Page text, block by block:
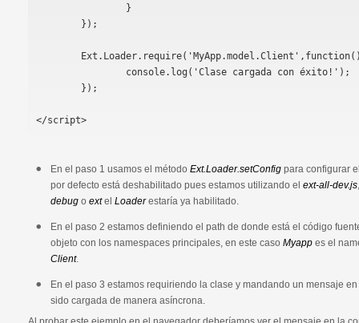
</script>
En el paso 1 usamos el método Ext.Loader.setConfig para configurar
por defecto está deshabilitado pues estamos utilizando el ext-all-dev.js
debug o extel Loaderestaría ya habilitado.
En el paso 2 estamos definiendo el path de donde está el código
objeto con los namespaces principales, en este caso Myapp es el
Client.
En el paso 3 estamos requiriendo la clase y mandando un mensaje
sido cargada de manera asíncrona.